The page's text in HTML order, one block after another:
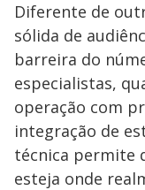
Diferente de
sólida de
barreira do
especialistas,
operação com
integração de
técnica permite
esteja onde